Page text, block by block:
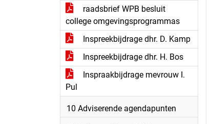
raadsbrief WPB besluit
college omgevingsprogrammas
Inspreekbijdrage dhr. D. Kamp
Inspreekbijdrage dhr. H. Bos
Inspraakbijdrage mevrouw I.
Pul
10 Adviserende agendapunten